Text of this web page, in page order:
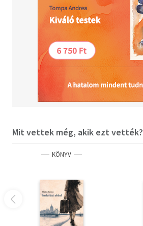
Mit vettek még, akik ezt vették?
KÖNYV